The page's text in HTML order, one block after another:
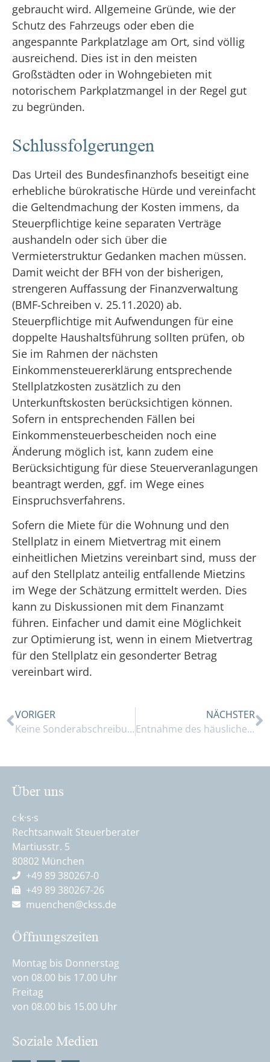
gebraucht wird. Allgemeine Gründe, wie der
Schutz des Fahrzeugs oder eben die
angespannte Parkplatzlage am Ort, sind völlig
ausreichend. Dies ist in den meisten
Großstädten oder in Wohngebieten mit
notorischem Parkplatzmangel in der Regel gut
zu begründen.
Schlussfolgerungen
Das Urteil des Bundesfinanzhofs beseitigt eine
erhebliche bürokratische Hürde und vereinfacht
die Geltendmachung der Kosten immens, da
Steuerpflichtige keine separaten Verträge
aushandeln oder sich über die
Vermieterstruktur Gedanken machen müssen.
Damit weicht der BFH von der bisherigen,
strengeren Auffassung der Finanzverwaltung
(BMF-Schreiben v. 25.11.2020) ab.
Steuerpflichtige mit Aufwendungen für eine
doppelte Haushaltsführung sollten prüfen, ob
Sie im Rahmen der nächsten
Einkommensteuererklärung entsprechende
Stellplatzkosten zusätzlich zu den
Unterkunftskosten berücksichtigen können.
Sofern in entsprechenden Fällen bei
Einkommensteuerbescheiden noch eine
Änderung möglich ist, kann zudem eine
Berücksichtigung für diese Steuerveranlagungen
beantragt werden, ggf. im Wege eines
Einspruchsverfahrens.
Sofern die Miete für die Wohnung und den
Stellplatz in einem Mietvertrag mit einem
einheitlichen Mietzins vereinbart sind, muss der
auf den Stellplatz anteilig entfallende Mietzins
im Wege der Schätzung ermittelt werden. Dies
kann zu Diskussionen mit dem Finanzamt
führen. Einfacher und damit eine Möglichkeit
zur Optimierung ist, wenn in einem Mietvertrag
für den Stellplatz ein gesonderter Betrag
vereinbart wird.
VORIGER
Keine Sonderabschreibung nach § 7b EStG bei Abriss und Neubau?
NÄCHSTER
Entnahme des häuslichen Arbeitszimmers: Steuerfalle bei späterer Veräußerung?
Über uns
c·k·s·s
Rechtsanwalt Steuerberater
Martiusstr. 5
80802 München
+49 89 380267-0
+49 89 380267-26
muenchen@ckss.de
Öffnungszeiten
Montag bis Donnerstag
von 08.00 bis 17.00 Uhr
Freitag
von 08.00 bis 15.00 Uhr
Soziale Medien